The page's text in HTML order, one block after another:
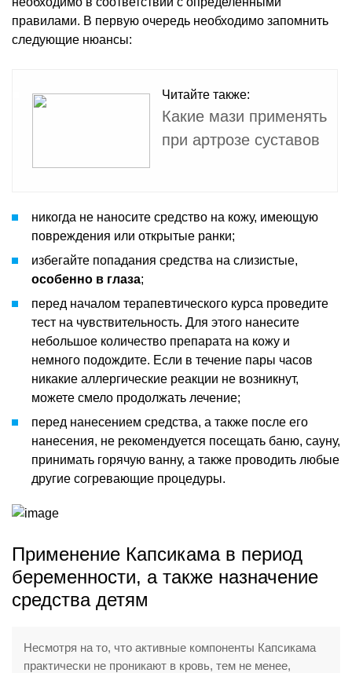
правилами. В первую очередь необходимо запомнить
следующие нюансы:
Читайте также:
Какие мази применять
при артрозе суставов
никогда не наносите средство на кожу, имеющую
повреждения или открытые ранки;
избегайте попадания средства на слизистые,
особенно в глаза;
перед началом терапевтического курса проведите
тест на чувствительность. Для этого нанесите
небольшое количество препарата на кожу и
немного подождите. Если в течение пары часов
никакие аллергические реакции не возникнут,
можете смело продолжать лечение;
перед нанесением средства, а также после его
нанесения, не рекомендуется посещать баню, сауну,
принимать горячую ванну, а также проводить любые
другие согревающие процедуры.
Применение Капсикама в период
беременности, а также назначение
средства детям
Несмотря на то, что активные компоненты Капсикама
практически не проникают в кровь, тем не менее,